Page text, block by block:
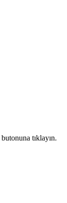
butonuna tıklayın.